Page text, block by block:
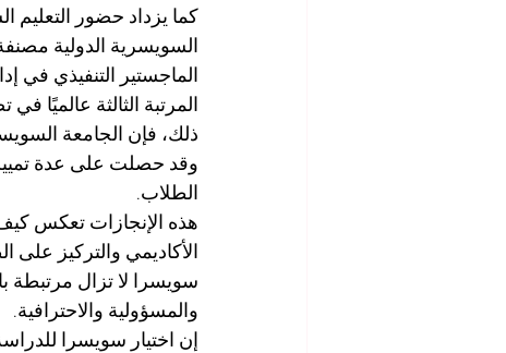
كما يزداد حضور
ذلك، فإن الجامعة
وقد حصلت على عدة
الطلاب.
هذه الإنجازات تعكس
الأكاديمي والتركيز على
سويسرا لا تزال مرتبطة
والمسؤولية والاحترافية.
إن اختيار سويسرا